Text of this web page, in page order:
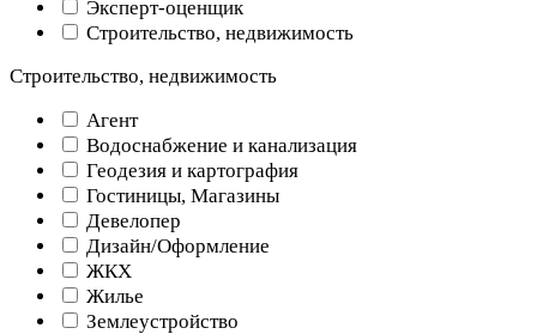
Эксперт-оценщик
Строительство, недвижимость
Строительство, недвижимость
Агент
Водоснабжение и канализация
Геодезия и картография
Гостиницы, Магазины
Девелопер
Дизайн/Оформление
ЖКХ
Жилье
Землеустройство